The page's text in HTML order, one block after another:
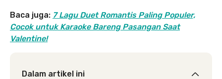
Baca juga: 7 Lagu Duet Romantis Paling Populer,
Cocok untuk Karaoke Bareng Pasangan Saat
Valentine!
Dalam artikel ini